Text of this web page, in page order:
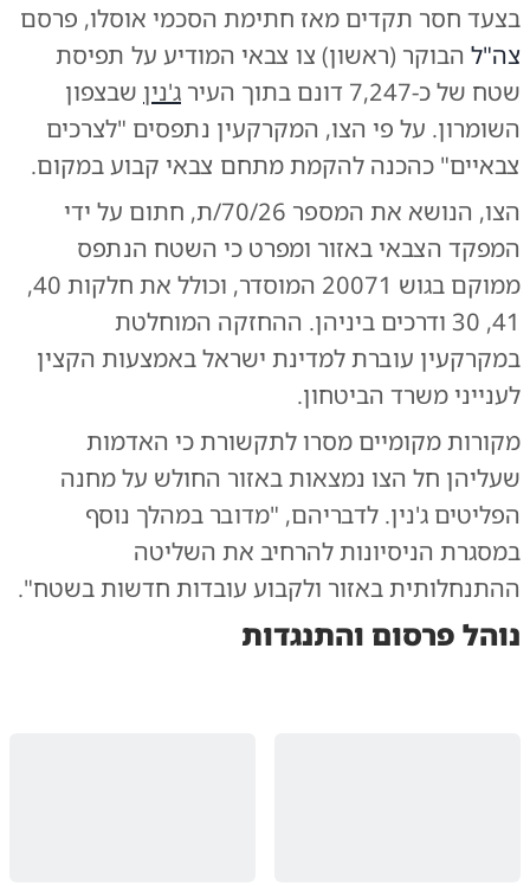
בצעד חסר תקדים מאז חתימת הסכמי אוסלו, פרסם
צה"ל הבוקר (ראשון) צו צבאי המודיע על תפיסת
שטח של כ-7,247 דונם בתוך העיר
ג'נין שבצפון
השומרון. על פי הצו, המקרקעין נתפסים "לצרכים
צבאיים" כהכנה להקמת מתחם צבאי קבוע במקום.
הצו, הנושא את המספר 70/26/ת, חתום על ידי
המפקד הצבאי באזור ומפרט כי השטח הנתפס
ממוקם בגוש 20071 המוסדר, וכולל את חלקות 40,
41, 30 ודרכים ביניהן. ההחזקה המוחלטת
במקרקעין עוברת למדינת ישראל באמצעות הקצין
לענייני משרד הביטחון.
מקורות מקומיים מסרו לתקשורת כי האדמות
שעליהן חל הצו נמצאות באזור החולש על מחנה
הפליטים ג'נין. לדבריהם, "מדובר במהלך נוסף
במסגרת הניסיונות להרחיב את השליטה
ההתנחלותית באזור ולקבוע עובדות חדשות בשטח".
נוהל פרסום והתנגדות